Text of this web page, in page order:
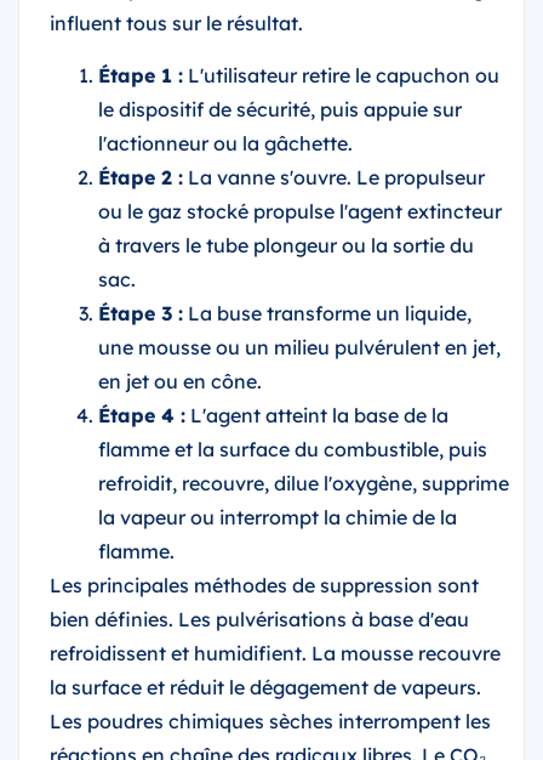
influent tous sur le résultat.
Étape 1 : L'utilisateur retire le capuchon ou
le dispositif de sécurité, puis appuie sur
l'actionneur ou la gâchette.
Étape 2 : La vanne s'ouvre. Le propulseur
ou le gaz stocké propulse l'agent extincteur
à travers le tube plongeur ou la sortie du
sac.
Étape 3 : La buse transforme un liquide,
une mousse ou un milieu pulvérulent en jet,
en jet ou en cône.
Étape 4 : L'agent atteint la base de la
flamme et la surface du combustible, puis
refroidit, recouvre, dilue l'oxygène, supprime
la vapeur ou interrompt la chimie de la
flamme.
Les principales méthodes de suppression sont
bien définies. Les pulvérisations à base d'eau
refroidissent et humidifient. La mousse recouvre
la surface et réduit le dégagement de vapeurs.
Les poudres chimiques sèches interrompent les
réactions en chaîne des radicaux libres. Le CO₂